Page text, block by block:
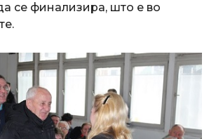
се финализира, што е во